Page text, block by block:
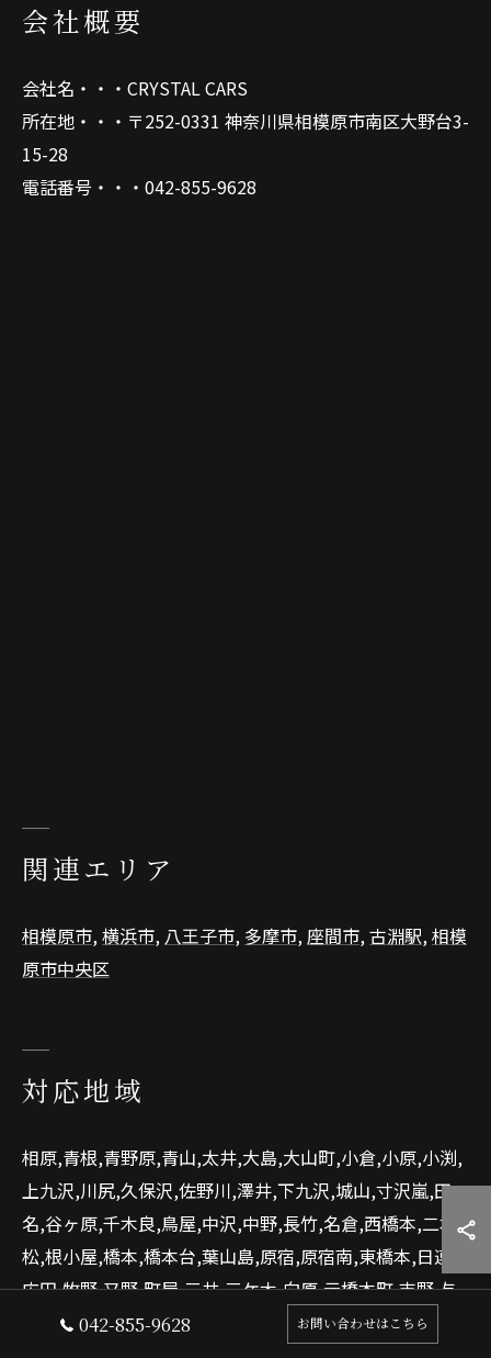
会社概要
会社名・・・CRYSTAL CARS
所在地・・・〒252-0331 神奈川県相模原市南区大野台3-
15-28
電話番号・・・042-855-9628
関連エリア
相模原市,横浜市, 八王子市, 多摩市,座間市,古淵駅,相模
原市中央区
対応地域
相原,青根,青野原,青山,太井,大島,大山町,小倉,小原,小渕,
上九沢,川尻,久保沢,佐野川,澤井,下九沢,城山,寸沢嵐,田
名,谷ヶ原,千木良,鳥屋,中沢,中野,長竹,名倉,西橋本,二本
松,根小屋,橋本,橋本台,葉山島,原宿,原宿南,東橋本,日連,
広田,牧野,又野,町屋,三井,三ケ木,向原,元橋本町,吉野,与
瀬,与瀬本町,若葉台,若柳
042-855-9628 お問い合わせはこちら